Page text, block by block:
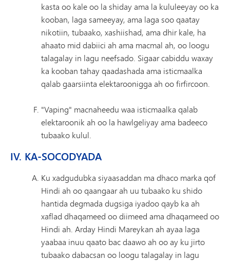
kasta oo kale oo la shiday ama la kululeeyay oo ka
kooban, laga sameeyay, ama laga soo qaatay
nikotiin, tubaako, xashiishad, ama dhir kale, ha
ahaato mid dabiici ah ama macmal ah, oo loogu
talagalay in lagu neefsado. Sigaar cabiddu waxay
ka kooban tahay qaadashada ama isticmaalka
qalab gaarsiinta elektaroonigga ah oo firfircoon.
"Vaping" macnaheedu waa isticmaalka qalab
elektaroonik ah oo la hawlgeliyay ama badeeco
tubaako kulul.
IV. KA-SOCODYADA
Ku xadgudubka siyaasaddan ma dhaco marka qof
Hindi ah oo qaangaar ah uu tubaako ku shido
hantida degmada dugsiga iyadoo qayb ka ah
xaflad dhaqameed oo diimeed ama dhaqameed oo
Hindi ah. Arday Hindi Mareykan ah ayaa laga
yaabaa inuu qaato bac daawo ah oo ay ku jirto
tubaako dabacsan oo loogu talagalay in lagu